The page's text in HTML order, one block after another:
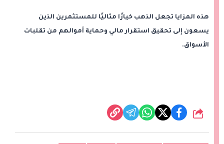
هذه المزايا تجعل الذهب خيارًا مثاليًا للمستثمرين الذين
يسعون إلى تحقيق استقرار مالي وحماية أموالهم من تقلبات
الأسواق.
شارك